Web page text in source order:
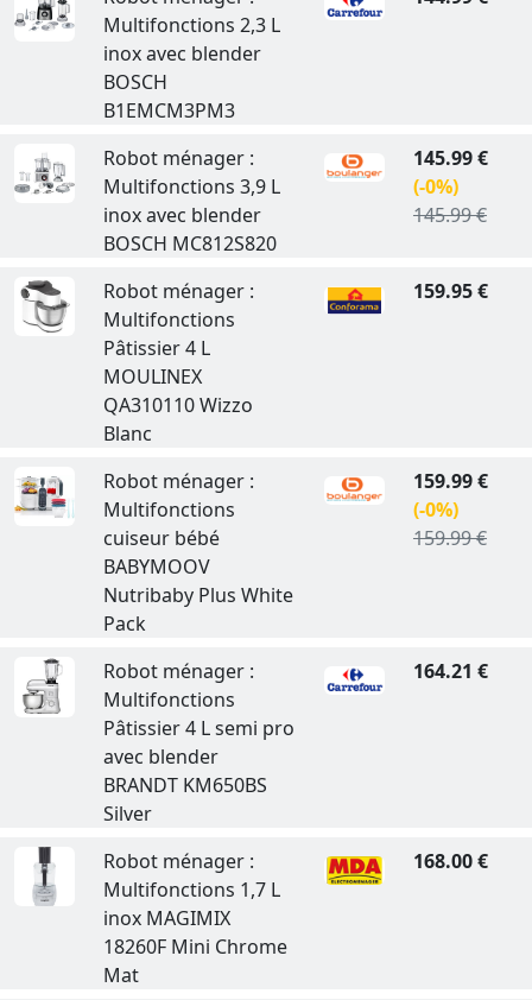
Multifonctions 2,3 L
inox avec blender
BOSCH
B1EMCM3PM3
Robot ménager :
Multifonctions 3,9 L
inox avec blender
BOSCH MC812S820
145.99 €
(-0%)
145.99 €
Robot ménager :
Multifonctions
Pâtissier 4 L
MOULINEX
QA310110 Wizzo
Blanc
159.95 €
Robot ménager :
Multifonctions
cuiseur bébé
BABYMOOV
Nutribaby Plus White
Pack
159.99 €
(-0%)
159.99 €
Robot ménager :
Multifonctions
Pâtissier 4 L semi pro
avec blender
BRANDT KM650BS
Silver
164.21 €
Robot ménager :
Multifonctions 1,7 L
inox MAGIMIX
18260F Mini Chrome
Mat
168.00 €